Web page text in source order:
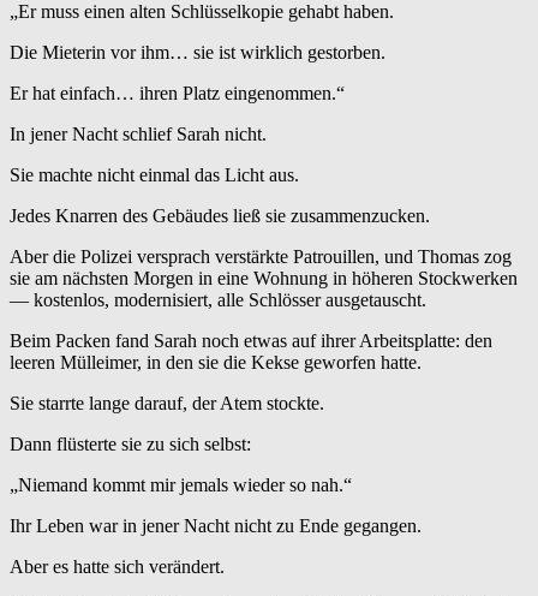
„Er muss einen alten Schlüsselkopie gehabt haben.
Die Mieterin vor ihm… sie ist wirklich gestorben.
Er hat einfach… ihren Platz eingenommen.“
In jener Nacht schlief Sarah nicht.
Sie machte nicht einmal das Licht aus.
Jedes Knarren des Gebäudes ließ sie zusammenzucken.
Aber die Polizei versprach verstärkte Patrouillen, und Thomas zog
sie am nächsten Morgen in eine Wohnung in höheren Stockwerken
— kostenlos, modernisiert, alle Schlösser ausgetauscht.
Beim Packen fand Sarah noch etwas auf ihrer Arbeitsplatte: den
leeren Mülleimer, in den sie die Kekse geworfen hatte.
Sie starrte lange darauf, der Atem stockte.
Dann flüsterte sie zu sich selbst:
„Niemand kommt mir jemals wieder so nah.“
Ihr Leben war in jener Nacht nicht zu Ende gegangen.
Aber es hatte sich verändert.